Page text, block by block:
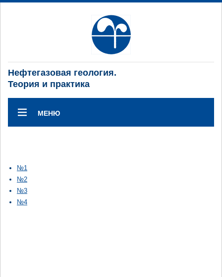
Нефтегазовая геология.
Теория и практика
МЕНЮ
№1
№2
№3
№4